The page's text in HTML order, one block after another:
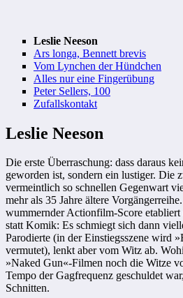
Leslie Neeson
Ars longa, Bennett brevis
Vom Lynchen der Hündchen
Alles nur eine Fingerübung
Peter Sellers, 100
Zufallskontakt
Leslie Neeson
Die erste Überraschung: dass daraus
geworden ist, sondern ein lustiger. Die
vermeintlich so schnellen Gegenwart
mehr als 35 Jahre ältere
wummernder Actionfilm-Score
statt Komik: Es schmiegt sich dann
Parodierte (in der Einstiegsszene wird
vermutet), lenkt aber vom Witz ab.
»Naked Gun«-Filmen noch die Witze
Tempo der Gagfrequenz geschuldet
Schnitten.